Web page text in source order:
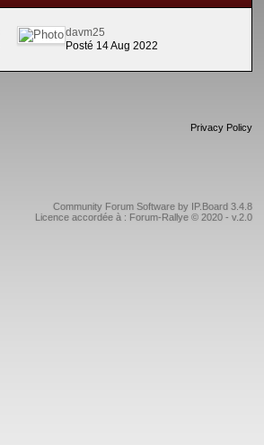
davm25
Posté 14 Aug 2022
Privacy Policy
Community Forum Software by IP.Board 3.4.8
Licence accordée à : Forum-Rallye © 2020 - v.2.0